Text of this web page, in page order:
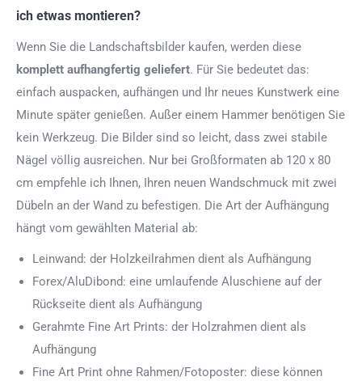
ich etwas montieren?
Wenn Sie die Landschaftsbilder kaufen, werden diese
komplett aufhangfertig geliefert. Für Sie bedeutet das:
einfach auspacken, aufhängen und Ihr neues Kunstwerk eine
Minute später genießen. Außer einem Hammer benötigen Sie
kein Werkzeug. Die Bilder sind so leicht, dass zwei stabile
Nägel völlig ausreichen. Nur bei Großformaten ab 120 x 80
cm empfehle ich Ihnen, Ihren neuen Wandschmuck mit zwei
Dübeln an der Wand zu befestigen. Die Art der Aufhängung
hängt vom gewählten Material ab:
Leinwand: der Holzkeilrahmen dient als Aufhängung
Forex/AluDibond: eine umlaufende Aluschiene auf der
Rückseite dient als Aufhängung
Gerahmte Fine Art Prints: der Holzrahmen dient als
Aufhängung
Fine Art Print ohne Rahmen/Fotoposter: diese können